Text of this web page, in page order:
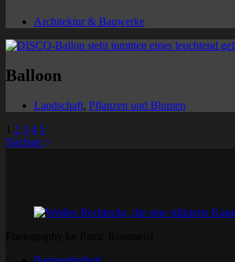
Architektur & Bauwerke
Balloon
Landschaft, Pflanzen und Blumen
1 2 3 4 5
Nächste